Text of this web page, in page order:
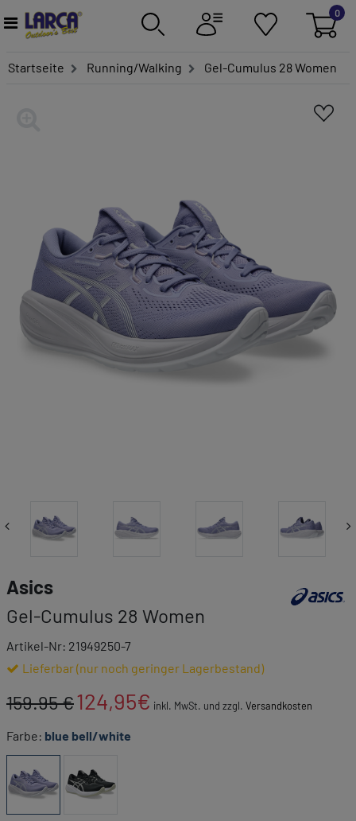
0
Startseite Running/Walking Gel-Cumulus 28 Women
Asics
Gel-Cumulus 28 Women
Artikel-Nr: 21949250-7
Lieferbar (nur noch geringer Lagerbestand)
159.95 €124,95€ inkl. MwSt. und zzgl. Versandkosten
Farbe: blue bell/white